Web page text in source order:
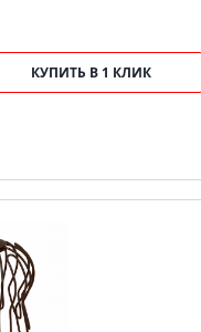
КУПИТЬ В 1 КЛИК